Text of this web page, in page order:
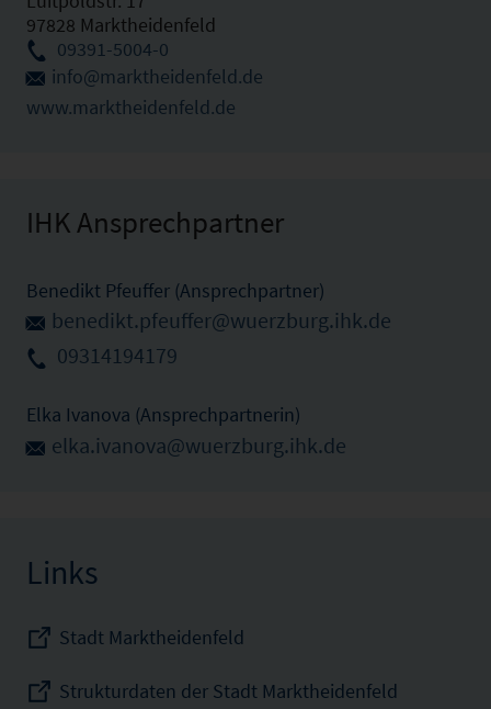
97828 Marktheidenfeld
09391-5004-0
info@marktheidenfeld.de
www.marktheidenfeld.de
IHK Ansprechpartner
Benedikt Pfeuffer (Ansprechpartner)
benedikt.pfeuffer@wuerzburg.ihk.de
09314194179
Elka Ivanova (Ansprechpartnerin)
elka.ivanova@wuerzburg.ihk.de
Links
Stadt Marktheidenfeld
Strukturdaten der Stadt Marktheidenfeld